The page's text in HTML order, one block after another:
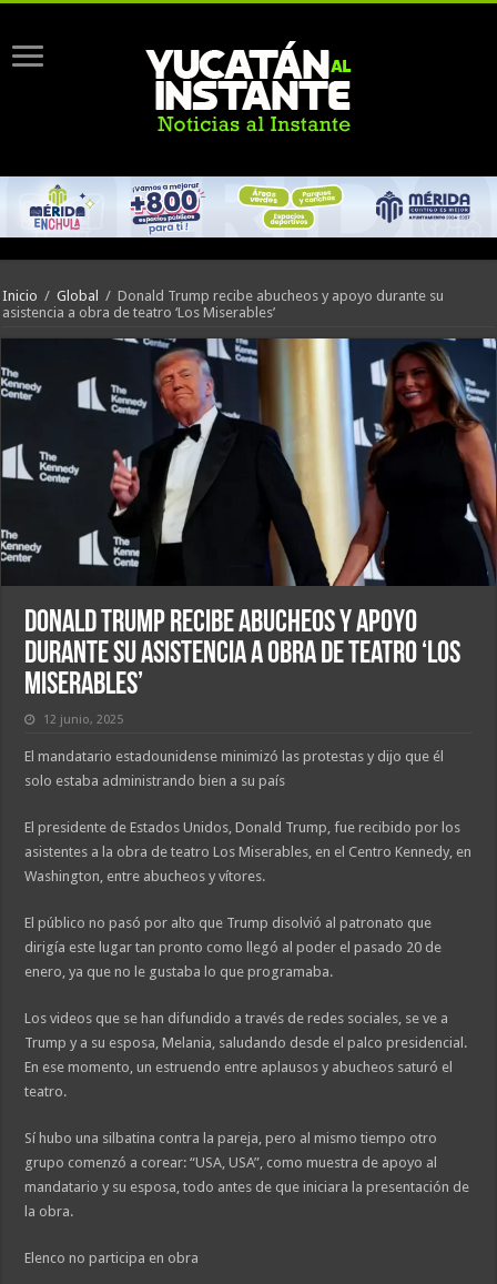
Inicio / Global / Donald Trump recibe abucheos y apoyo durante su
asistencia a obra de teatro ‘Los Miserables’
Donald Trump recibe abucheos y apoyo
durante su asistencia a obra de teatro ‘Los
Miserables’
12 junio, 2025
El mandatario estadounidense minimizó las protestas y dijo que él
solo estaba administrando bien a su país
El presidente de Estados Unidos, Donald Trump, fue recibido por los
asistentes a la obra de teatro Los Miserables, en el Centro Kennedy, en
Washington, entre abucheos y vítores.
El público no pasó por alto que Trump disolvió al patronato que
dirigía este lugar tan pronto como llegó al poder el pasado 20 de
enero, ya que no le gustaba lo que programaba.
Los videos que se han difundido a través de redes sociales, se ve a
Trump y a su esposa, Melania, saludando desde el palco presidencial.
En ese momento, un estruendo entre aplausos y abucheos saturó el
teatro.
Sí hubo una silbatina contra la pareja, pero al mismo tiempo otro
grupo comenzó a corear: “USA, USA”, como muestra de apoyo al
mandatario y su esposa, todo antes de que iniciara la presentación de
la obra.
Elenco no participa en obra